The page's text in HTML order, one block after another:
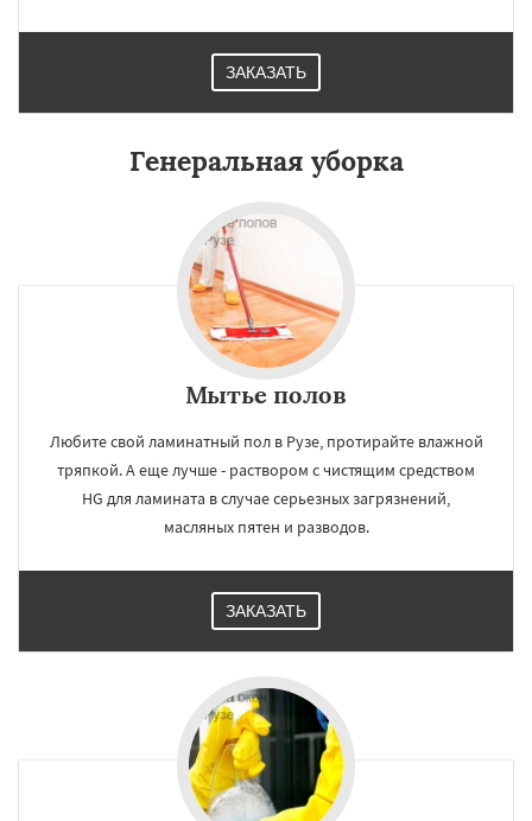
Химки Хотьково Черноголовка Чехов
Электрогорск
Электроугли Яхрома
Бобров
Богородское Большие Вяземы Быково
Загорянский Запрудная Заречье
Измайлово
Лопатино Лотошино
ЗАКАЗАТЬ
Генеральная уборка
Мытье полов
Любите свой ламинатный пол в Рузе, протирайте влажной
тряпкой. А еще лучше - раствором с чистящим средством
HG для ламината в случае серьезных загрязнений,
масляных пятен и разводов.
ЗАКАЗАТЬ
Даю согласие на обработку персональных данных